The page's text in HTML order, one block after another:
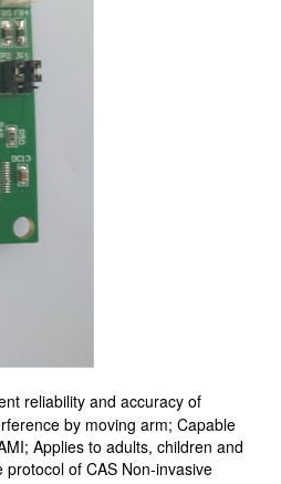
reliability and accuracy of
by moving arm; Capable
Applies to adults, children and
of CAS Non-invasive